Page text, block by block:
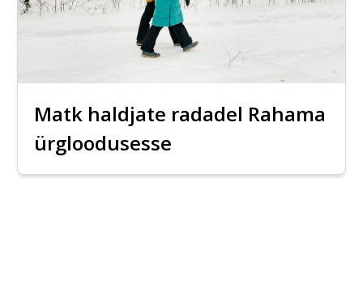
Matk haldjate radadel Rahama
ürgloodusesse